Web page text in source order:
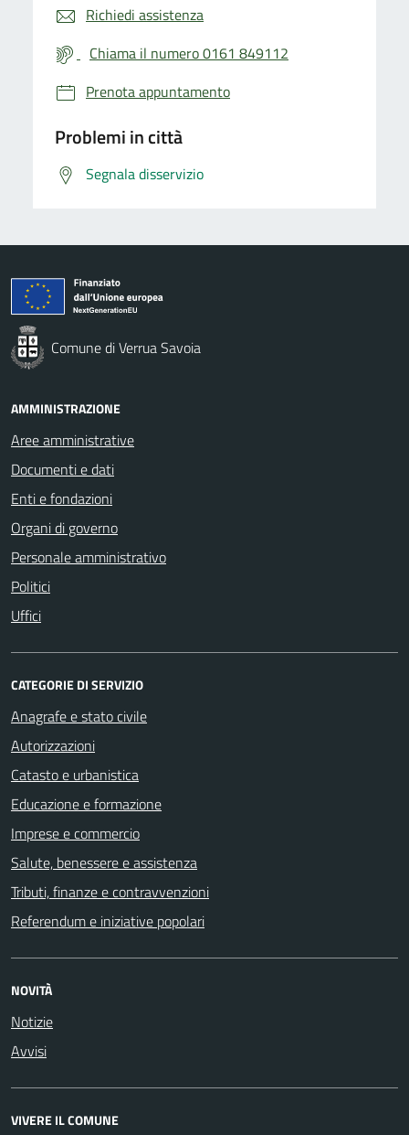
Richiedi assistenza
Chiama il numero 0161 849112
Prenota appuntamento
Problemi in città
Segnala disservizio
Comune di Verrua Savoia
AMMINISTRAZIONE
Aree amministrative
Documenti e dati
Enti e fondazioni
Organi di governo
Personale amministrativo
Politici
Uffici
CATEGORIE DI SERVIZIO
Anagrafe e stato civile
Autorizzazioni
Catasto e urbanistica
Educazione e formazione
Imprese e commercio
Salute, benessere e assistenza
Tributi, finanze e contravvenzioni
Referendum e iniziative popolari
NOVITÀ
Notizie
Avvisi
VIVERE IL COMUNE